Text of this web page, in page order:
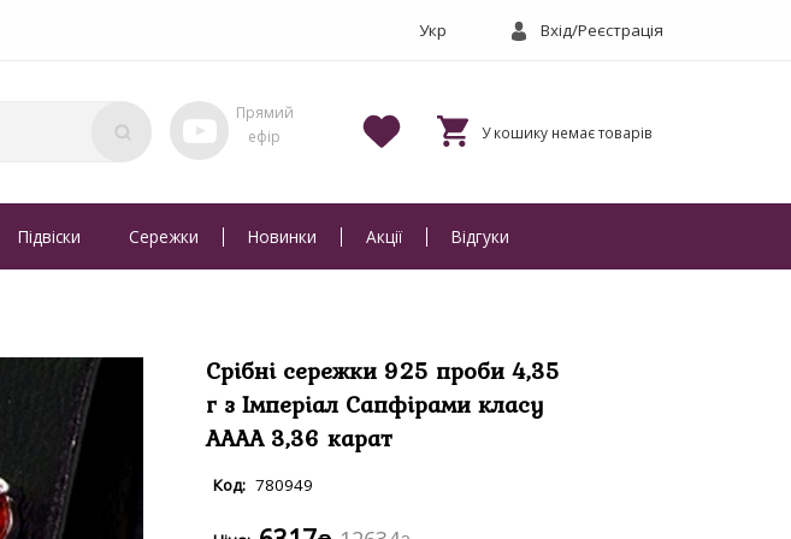
Вхід/Реєстрація
Підвіски Сережки Новинки Акції Відгуки
Срібні сережки 925 проби 4,35
г з Імперіал Сапфірами класу
AAAA 3,36 карат
780949